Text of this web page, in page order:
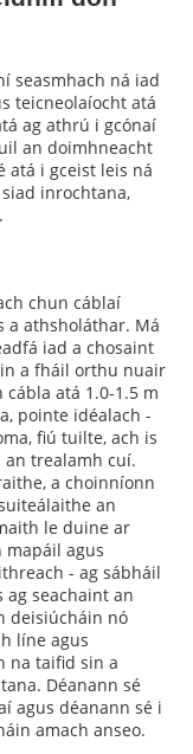
seasmhach ná iad
teicneolaíocht atá
ag athrú i gcónaí
an doimhneacht
atá i gceist leis ná
inrochtana,
chun cáblaí
a athsholáthar. Má
iad a chosaint
a fháil orthu nuair
atá 1.0-1.5 m
pointe idéalach -
fiú tuilte, ach is
trealamh cuí.
a choinníonn
an
le duine ar
agus
- ag sábháil
seachaint an
deisiúcháin nó
líne agus
na taifid sin a
Déanann sé
agus déanann sé i
amach anseo.